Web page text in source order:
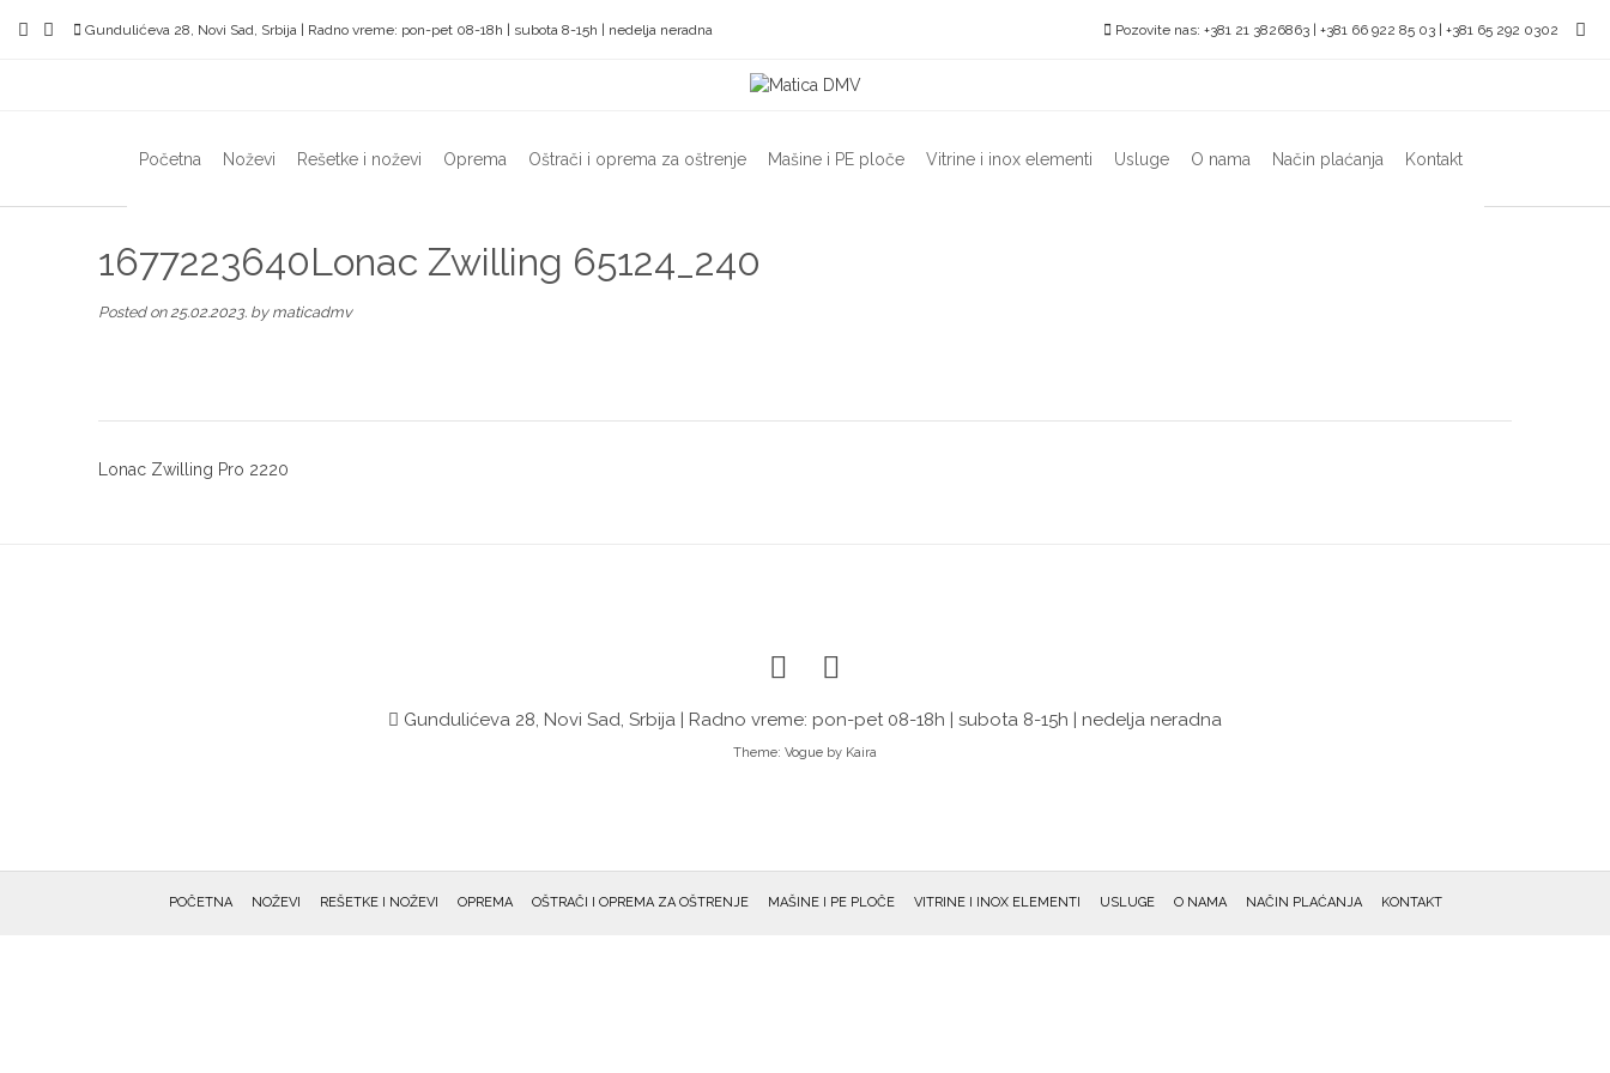
Gundulićeva 28, Novi Sad, Srbija | Radno vreme: pon-pet 08-18h | subota 8-15h | nedelja neradna Pozovite nas: +381 21 3826863 | +381 66 922 85 03 | +381 65 292 0302
Početna Noževi Rešetke i noževi Oprema Oštrači i oprema za oštrenje Mašine i PE ploče Vitrine i inox elementi Usluge O nama Način plaćanja Kontakt
1677223640Lonac Zwilling 65124_240
Posted on25.02.2023. by maticadmv
Post
Lonac Zwilling Pro 2220
Gundulićeva 28, Novi Sad, Srbija | Radno vreme: pon-pet 08-18h | subota 8-15h | nedelja neradna
Theme: Vogue by Kaira
POČETNA NOŽEVI REŠETKE I NOŽEVI OPREMA OŠTRAČI I OPREMA ZA OŠTRENJE MAŠINE I PE PLOČE VITRINE I INOX ELEMENTI USLUGE O NAMA NAČIN PLAĆANJA KONTAKT